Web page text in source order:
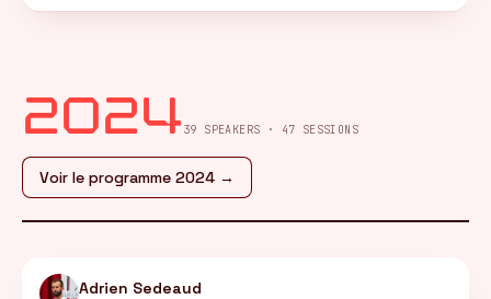
202439 SPEAKERS · 47 SESSIONS
Voir le programme 2024 →
Adrien Sedeaud